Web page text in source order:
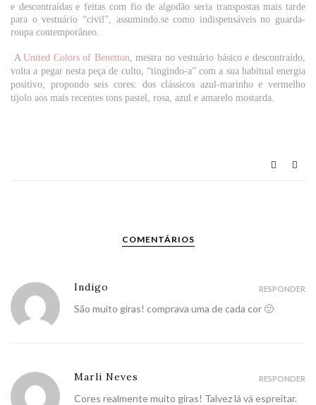
e descontraídas e feitas com fio de algodão seria transpostas mais tarde
para o vestuário “civil”, assumindo.se como indispensáveis no guarda-
roupa contemporâneo.
AUnited Colors of Benetton , mestra no vestuário básico e descontraído,
volta a pegar nesta peça de culto, “tingindo-a” com a sua habitual energia
positivo, propondo seis cores: dos clássicos azul-marinho e vermelho
tijolo aos mais recentes tons pastel, rosa, azul e amarelo mostarda.
COMENTÁRIOS
Indigo
São muito giras! comprava uma de cada cor 🙂
RESPONDER
Marli Neves
Cores realmente muito giras! Talvez lá vá espreitar.
RESPONDER